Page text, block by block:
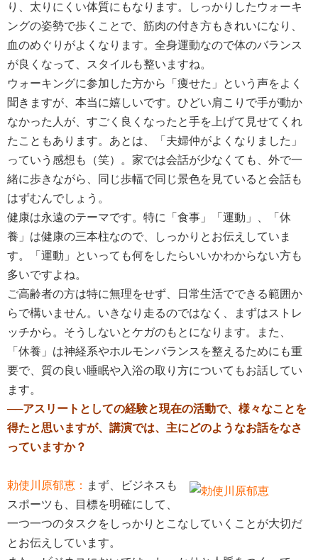
り、太りにくい体質にもなります。しっかりしたウォーキ
ングの姿勢で歩くことで、筋肉の付き方もきれいになり、
血のめぐりがよくなります。全身運動なので体のバランス
が良くなって、スタイルも整いますね。
ウォーキングに参加した方から「痩せた」という声をよく
聞きますが、本当に嬉しいです。ひどい肩こりで手が動か
なかった人が、すごく良くなったと手を上げて見せてくれ
たこともあります。あとは、「夫婦仲がよくなりました」
っていう感想も（笑）。家では会話が少なくても、外で一
緒に歩きながら、同じ歩幅で同じ景色を見ていると会話も
はずむんでしょう。
健康は永遠のテーマです。特に「食事」「運動」、「休
養」は健康の三本柱なので、しっかりとお伝えしていま
す。「運動」といっても何をしたらいいかわからない方も
多いですよね。
ご高齢者の方は特に無理をせず、日常生活でできる範囲か
らで構いません。いきなり走るのではなく、まずはストレ
ッチから。そうしないとケガのもとになります。また、
「休養」は神経系やホルモンバランスを整えるためにも重
要で、質の良い睡眠や入浴の取り方についてもお話してい
ます。
──アスリートとしての経験と現在の活動で、様々なことを
得たと思いますが、講演では、主にどのようなお話をなさ
っていますか？
勅使川原郁恵： まず、ビジネスも
スポーツも、目標を明確にして、
一つ一つのタスクをしっかりとこなしていくことが大切だ
とお伝えしています。